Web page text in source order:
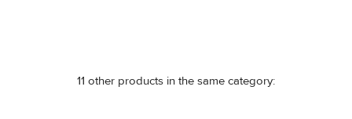
11 other products in the same category: